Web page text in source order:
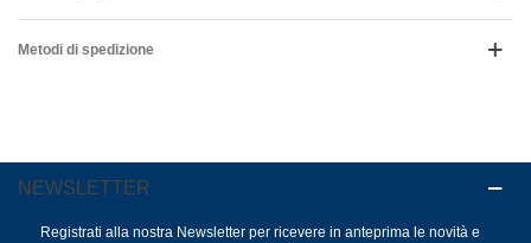
Metodi di spedizione
NEWSLETTER
Registrati alla nostra Newsletter per ricevere in anteprima le novità e